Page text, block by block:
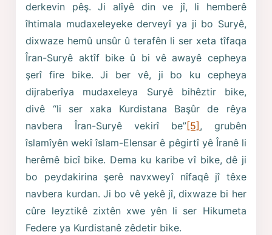
derkevin pêş. Ji alîyê din ve jî, li hemberê
îhtimala mudaxeleyeke derveyî ya ji bo Suryê,
dixwaze hemû unsûr û terafên li ser xeta tîfaqa
Îran-Suryê aktîf bike û bi vê awayê cepheya
şerî fire bike. Ji ber vê, ji bo ku cepheya
dijraberîya mudaxeleya Suryê bihêztir bike,
divê “li ser xaka Kurdistana Başûr de rêya
navbera Îran-Suryê vekirî be”[5] , grubên
îslamîyên wekî îslam-Elensar ê pêgirtî yê Îranê li
herêmê bicî bike. Dema ku karibe vî bike, dê ji
bo peydakirina şerê navxweyî nîfaqê jî têxe
navbera kurdan. Ji bo vê yekê jî, dixwaze bi her
cûre leyztikê zixtên xwe yên li ser Hikumeta
Federe ya Kurdistanê zêdetir bike.